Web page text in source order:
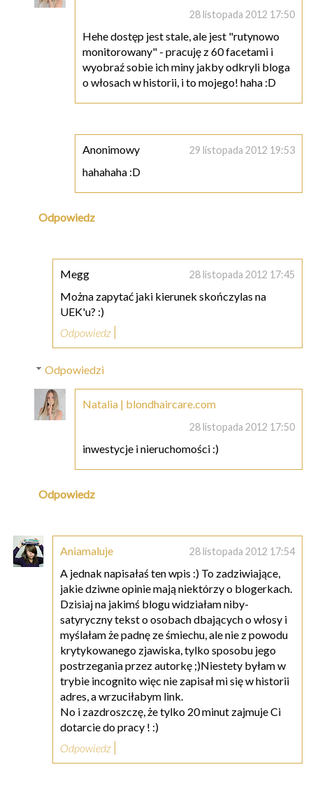
28 listopada 2012 17:50
Hehe dostęp jest stale, ale jest "rutynowo
monitorowany" - pracuję z 60 facetami i
wyobraź sobie ich miny jakby odkryli bloga
o włosach w historii, i to mojego! haha :D
Anonimowy 29 listopada 2012 19:53
hahahaha :D
Odpowiedz
Megg 28 listopada 2012 17:45
Można zapytać jaki kierunek skończylas na
UEK'u? :)
Odpowiedz
Odpowiedzi
Natalia | blondhaircare.com
28 listopada 2012 17:50
inwestycje i nieruchomości :)
Odpowiedz
Aniamaluje 28 listopada 2012 17:54
A jednak napisałaś ten wpis :) To zadziwiające,
jakie dziwne opinie mają niektórzy o blogerkach.
Dzisiaj na jakimś blogu widziałam niby-
satyryczny tekst o osobach dbających o włosy i
myślałam że padnę ze śmiechu, ale nie z powodu
krytykowanego zjawiska, tylko sposobu jego
postrzegania przez autorkę ;)Niestety byłam w
trybie incognito więc nie zapisał mi się w historii
adres, a wrzuciłabym link.
No i zazdroszczę, że tylko 20 minut zajmuje Ci
dotarcie do pracy ! :)
Odpowiedz